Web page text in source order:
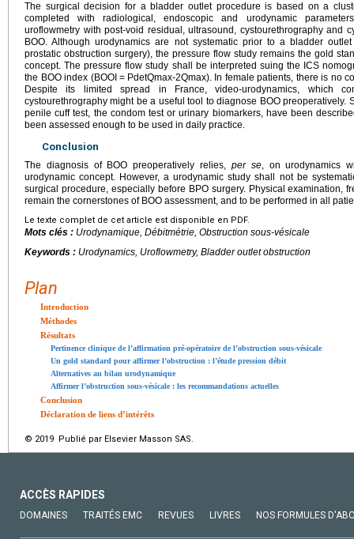
The surgical decision for a bladder outlet procedure is based on a
completed with radiological, endoscopic and urodynamic
uroflowmetry with post-void residual, ultrasound, cystourethrography and
BOO. Although urodynamics are not systematic prior to a bladder
prostatic obstruction surgery), the pressure flow study remains the gold
concept. The pressure flow study shall be interpreted suing the ICS
the BOO index (BOOI = PdetQmax-2Qmax). In female patients, there is no
Despite its limited spread in France, video-urodynamics, which
cystourethrography might be a useful tool to diagnose BOO preoperatively.
penile cuff test, the condom test or urinary biomarkers, have been
been assessed enough to be used in daily practice.
Conclusion
The diagnosis of BOO preoperatively relies, per se, on urodynamics
urodynamic concept. However, a urodynamic study shall not be
surgical procedure, especially before BPO surgery. Physical examination,
remain the cornerstones of BOO assessment, and to be performed in all
Le texte complet de cet article est disponible en PDF.
Mots clés : Urodynamique, Débitmétrie, Obstruction sous-vésicale
Keywords : Urodynamics, Uroflowmetry, Bladder outlet obstruction
Plan
Introduction
Méthodes
Résultats
Pertinence clinique de l’affirmation pré-opératoire de l’obstruction sous-vésicale
Un gold standard pour affirmer l’obstruction : l’étude pression débit
Alternatives au bilan urodynamique
Affirmer l’obstruction sous-vésicale : les recommandations actuelles
Conclusion
Déclaration de liens d’intérêts
© 2019 Publié par Elsevier Masson SAS.
ACCÈS RAPIDES
DOMAINES TRAITÉS EMC REVUES LIVRES NOS FORMULES